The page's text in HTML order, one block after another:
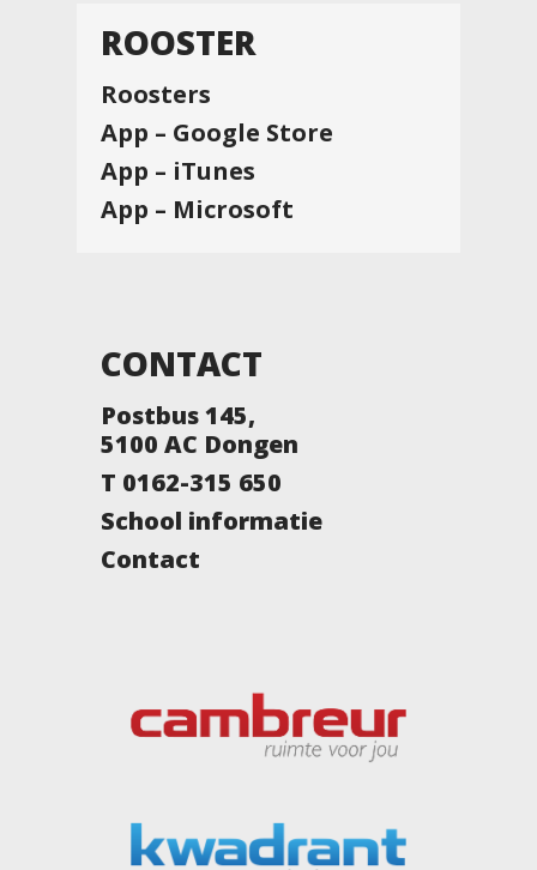
ROOSTER
Roosters
App – Google Store
App – iTunes
App – Microsoft
CONTACT
Postbus 145,
5100 AC Dongen
T 0162-315 650
School informatie
Contact